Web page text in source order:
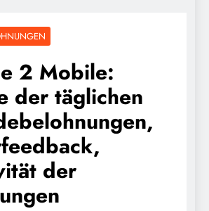
2 Mobile:
der täglichen
der